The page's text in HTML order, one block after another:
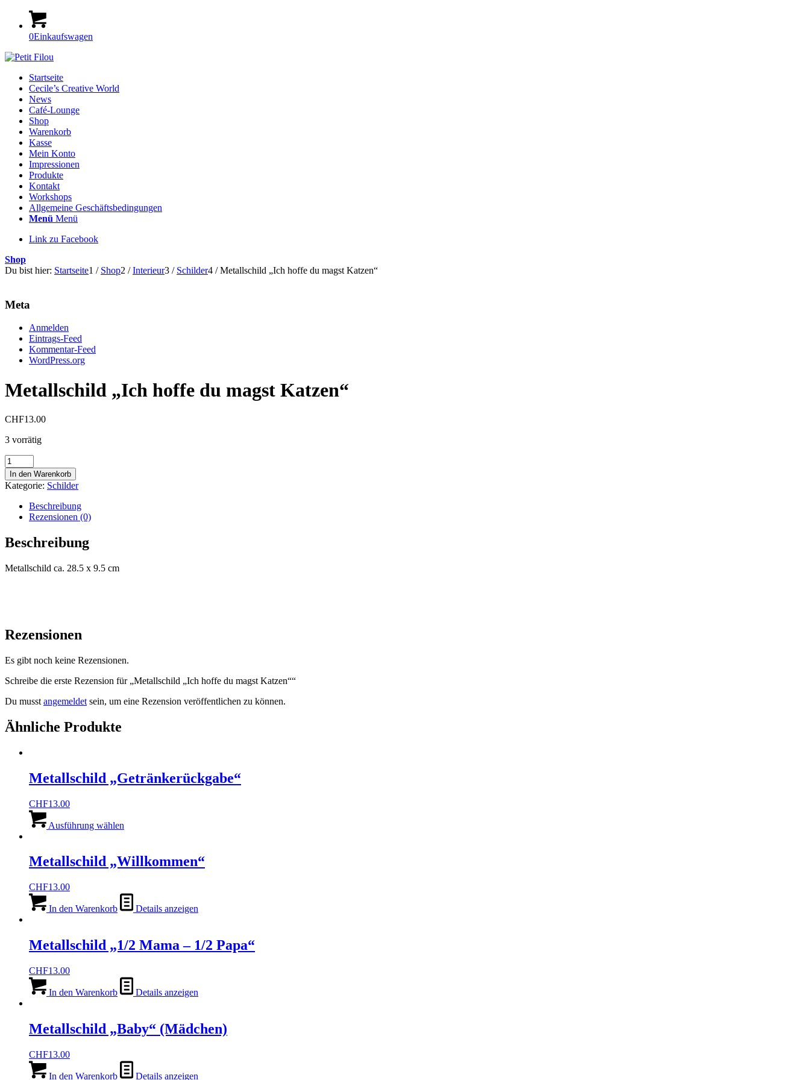
0Einkaufswagen
Startseite
Cecile’s Creative World
News
Café-Lounge
Shop
Warenkorb
Kasse
Mein Konto
Impressionen
Produkte
Kontakt
Workshops
Allgemeine Geschäftsbedingungen
Menü Menü
Link zu Facebook
Shop
Du bist hier: Startseite1 / Shop2 / Interieur3 / Schilder4 / Metallschild „Ich hoffe du magst Katzen“
Meta
Anmelden
Eintrags-Feed
Kommentar-Feed
WordPress.org
Metallschild „Ich hoffe du magst Katzen“
CHF13.00
3 vorrätig
Metallschild
"Ich
hoffe
du
magst
Katzen"
Menge
In den Warenkorb
Kategorie: Schilder
Beschreibung
Rezensionen (0)
Beschreibung
Metallschild ca. 28.5 x 9.5 cm
Rezensionen
Es gibt noch keine Rezensionen.
Schreibe die erste Rezension für „Metallschild „Ich hoffe du magst Katzen““
Du musst angemeldet sein, um eine Rezension veröffentlichen zu können.
Ähnliche Produkte
Metallschild „Getränkerückgabe“
CHF13.00
Ausführung wählen
Varianten
auf.
können
auf
gewählt
werden
Metallschild „Willkommen“
CHF13.00
In den Warenkorb Details anzeigen
Metallschild „1/2 Mama – 1/2 Papa“
CHF13.00
In den Warenkorb Details anzeigen
Metallschild „Baby“ (Mädchen)
CHF13.00
In den Warenkorb Details anzeigen